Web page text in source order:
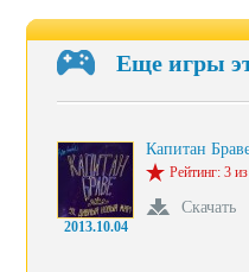
Еще игры
2013.10.04
Капитан
Рейтинг: 3
Скачать